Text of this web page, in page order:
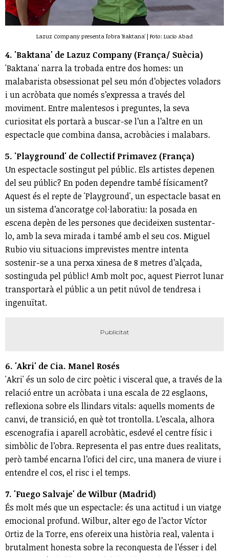
Lazuz Company presenta l'obra 'Baktana' | Foto: Lucio Abad
4. 'Baktana' de Lazuz Company (França/ Suècia)
'Baktana' narra la trobada entre dos homes: un
malabarista obsessionat pel seu món d’objectes voladors
i un acròbata que només s’expressa a través del
moviment. Entre malentesos i preguntes, la seva
curiositat els portarà a buscar-se l’un a l’altre en un
espectacle que combina dansa, acrobàcies i malabars.
5. 'Playground' de Collectif Primavez (França)
Un espectacle sostingut pel públic. Els artistes depenen
del seu públic? En poden dependre també físicament?
Aquest és el repte de 'Playground', un espectacle basat en
un sistema d’ancoratge col·laboratiu: la posada en
escena depèn de les persones que decideixen sustentar-
lo, amb la seva mirada i també amb el seu cos. Miguel
Rubio viu situacions imprevistes mentre intenta
sostenir-se a una perxa xinesa de 8 metres d’alçada,
sostinguda pel públic! Amb molt poc, aquest Pierrot lunar
transportarà el públic a un petit núvol de tendresa i
ingenuïtat.
6. 'Akri' de Cia. Manel Rosés
'Akri' és un solo de circ poètic i visceral que, a través de la
relació entre un acròbata i una escala de 22 esglaons,
reflexiona sobre els llindars vitals: aquells moments de
canvi, de transició, en què tot trontolla. L’escala, alhora
escenografia i aparell acrobàtic, esdevé el centre físic i
simbòlic de l’obra. Representa el pas entre dues realitats,
però també encarna l’ofici del circ, una manera de viure i
entendre el cos, el risc i el temps.
7. 'Fuego Salvaje' de Wilbur (Madrid)
És molt més que un espectacle: és una actitud i un viatge
emocional profund. Wilbur, alter ego de l’actor Víctor
Ortiz de la Torre, ens ofereix una història real, valenta i
brutalment honesta sobre la reconquesta de l’ésser i del